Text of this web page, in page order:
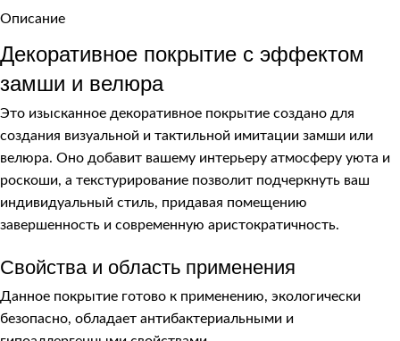
Описание
Декоративное покрытие с эффектом
замши и велюра
Это изысканное декоративное покрытие создано для
создания визуальной и тактильной имитации замши или
велюра. Оно добавит вашему интерьеру атмосферу уюта и
роскоши, а текстурирование позволит подчеркнуть ваш
индивидуальный стиль, придавая помещению
завершенность и современную аристократичность.
Свойства и область применения
Данное покрытие готово к применению, экологически
безопасно, обладает антибактериальными и